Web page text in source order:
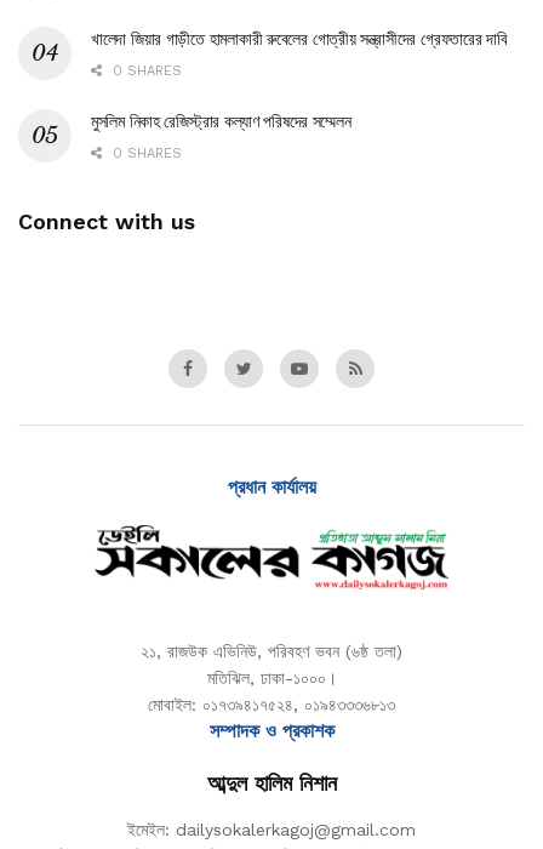
খালেদা জিয়ার গাড়ীতে হামলাকারী রুবেলের গোত্রীয় সন্ত্রাসীদের গ্রেফতারের দাবি
0 SHARES
মুসলিম নিকাহ রেজিস্ট্রার কল্যাণ পরিষদের সম্মেলন
0 SHARES
Connect with us
প্রধান কার্যালয়
২১, রাজউক এভিনিউ, পরিবহণ ভবন (৬ষ্ঠ তলা)
মতিঝিল, ঢাকা-১০০০।
মোবাইল: ০১৭৩৯৪১৭৫২৪, ০১৯৪৩৩৩৬৮১৩
সম্পাদক ও প্রকাশক
আব্দুল হালিম নিশান
ইমেইল: dailysokalerkagoj@gmail.com